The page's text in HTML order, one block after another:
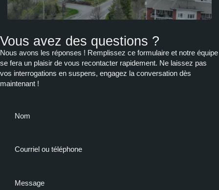
Vous avez des questions ?
Nous avons les réponses ! Remplissez ce formulaire et notre équipe
se fera un plaisir de vous recontacter rapidement. Ne laissez pas
vos interrogations en suspens, engagez la conversation dès
maintenant !
Nom
Courriel ou téléphone
Message